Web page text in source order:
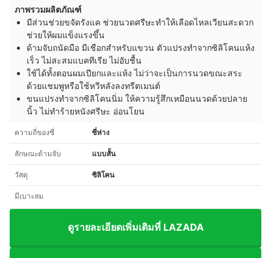
ภาพรวมผลิตภัณฑ์
มีส่วนช่วยขจัดรังแค ช่วยนวดศรีษะทำให้เลือดไหลเวียนสะดวก
ช่วยให้ผมแข็งแรงขึ้น
ด้ามจับถนัดมือ มีเชือกสำหรับแขวน ตัวแปรงทำจากซิลิโคนแห้ง
เร็ว ไม่สะสมแบคทีเรีย ไม่อับชื้น
ใช้ได้ทั้งตอนผมเปียกและแห้ง ไม่ว่าจะเป็นการนวดขณะสระ
ด้วยแชมพูหรือใช้หวีหลังลงทรีตเมนต์
ขนแปรงทำจากซิลิโคนนิ่ม ให้ความรู้สึกเหมือนนวดด้วยปลาย
นิ้ว ไม่ทำร้ายหนังศรีษะ อ่อนโยน
ความถี่ของซี่ ซี่ห่าง
ลักษณะด้ามจับ แบบสั้น
วัสดุ ซิลิโคน
มีเบาะลม
ดูรายละเอียดเพิ่มเติมที่ LAZADA